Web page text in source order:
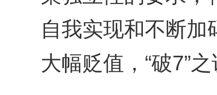
自我实现和不断
大幅贬值，“破7”